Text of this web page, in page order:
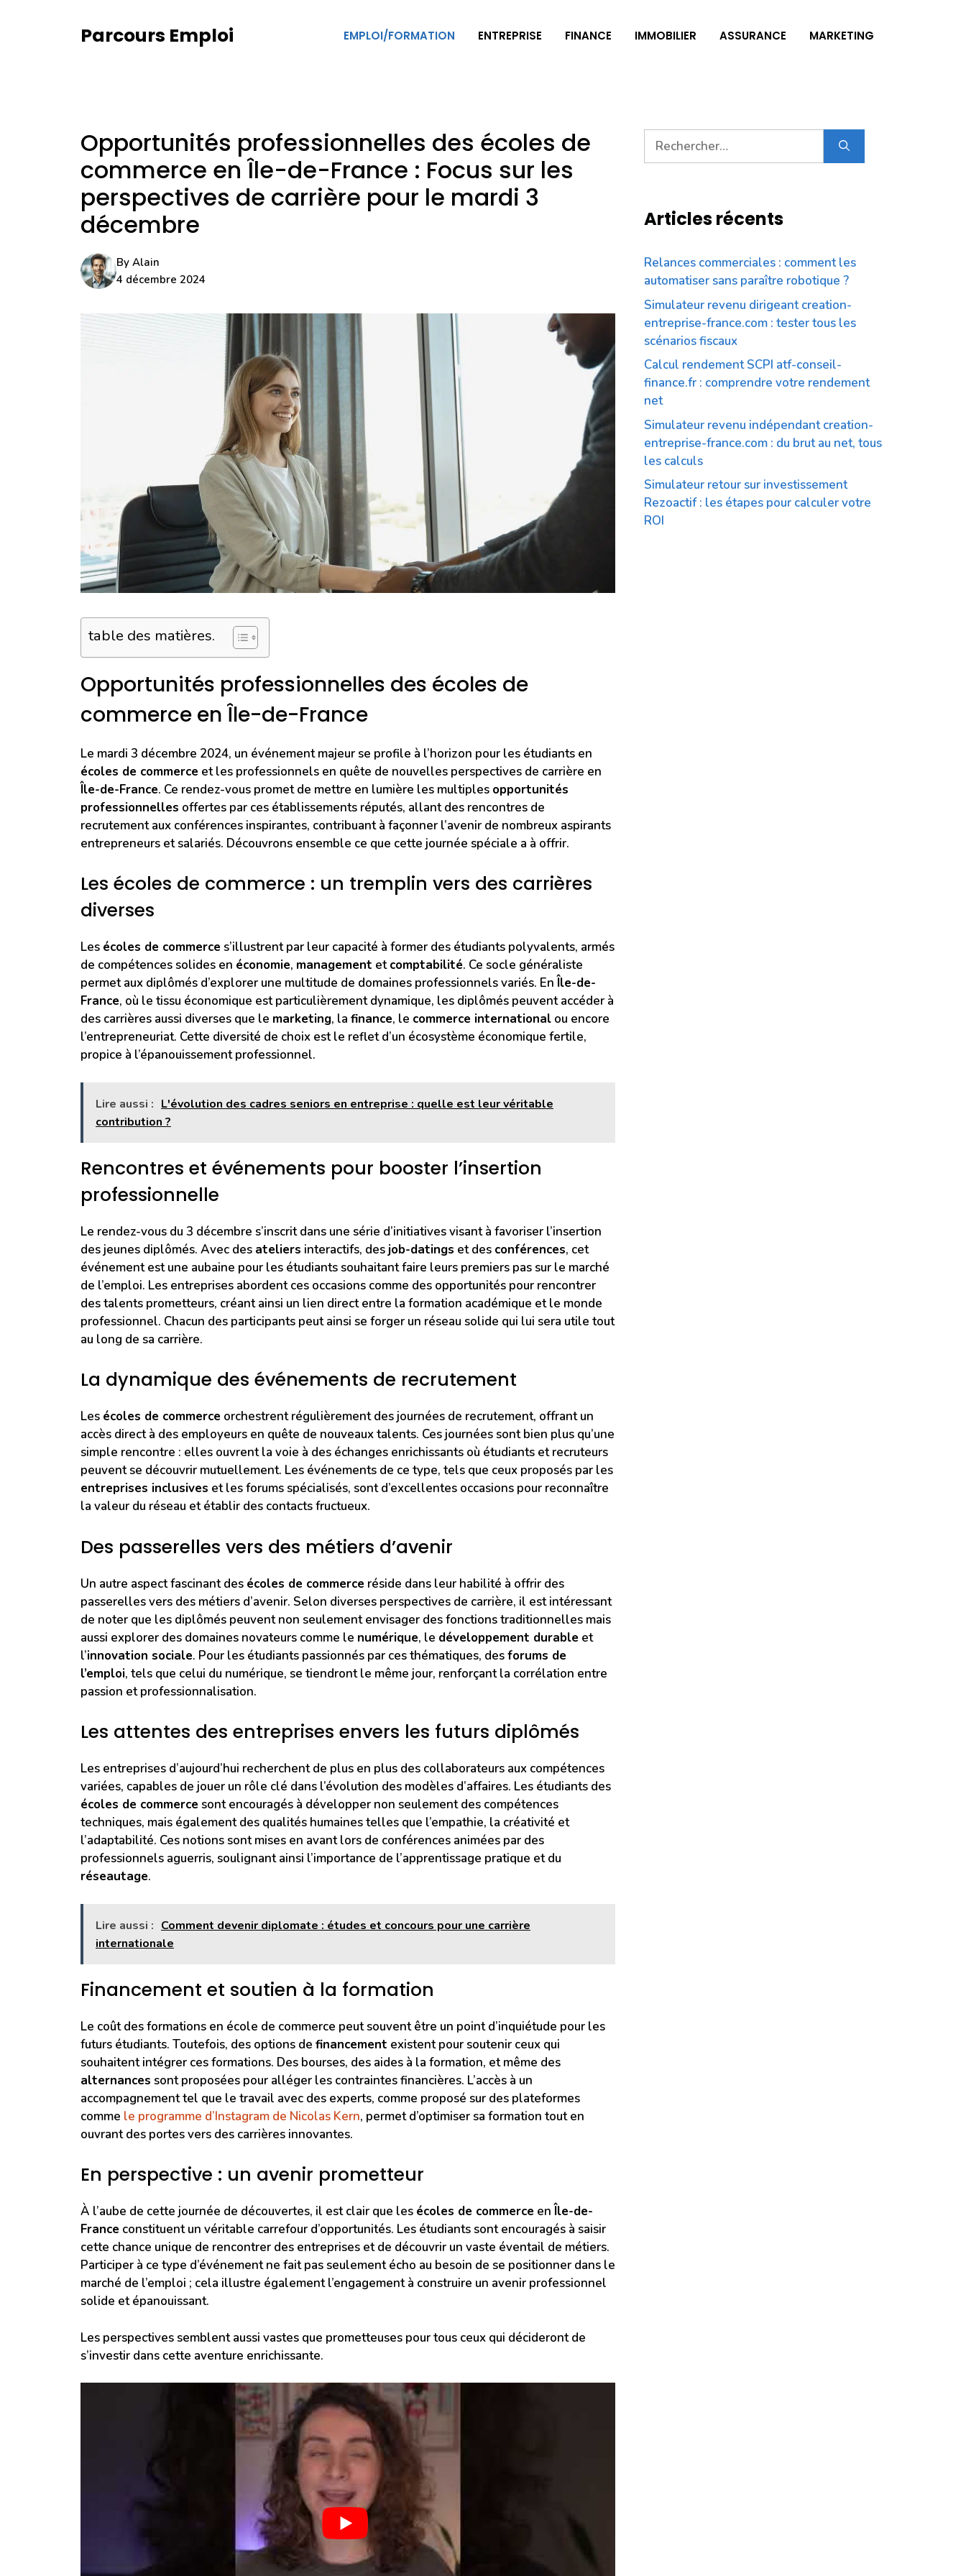
Parcours Emploi EMPLOI/FORMATION ENTREPRISE FINANCE IMMOBILIER ASSURANCE MARKETING
Opportunités professionnelles des écoles de
commerce en Île-de-France : Focus sur les
perspectives de carrière pour le mardi 3
décembre
By Alain
4 décembre 2024
table des matières.
Opportunités professionnelles des écoles de
commerce en Île-de-France
Le mardi 3 décembre 2024, un événement majeur se profile à l’horizon pour les étudiants en
écoles de commerce et les professionnels en quête de nouvelles perspectives de carrière en
Île-de-France. Ce rendez-vous promet de mettre en lumière les multiples opportunités
professionnelles offertes par ces établissements réputés, allant des rencontres de
recrutement aux conférences inspirantes, contribuant à façonner l’avenir de nombreux aspirants
entrepreneurs et salariés. Découvrons ensemble ce que cette journée spéciale a à offrir.
Les écoles de commerce : un tremplin vers des carrières
diverses
Les écoles de commerce s’illustrent par leur capacité à former des étudiants polyvalents, armés
de compétences solides en économie, management etcomptabilité. Ce socle généraliste
permet aux diplômés d’explorer une multitude de domaines professionnels variés. En Île-de-
France, où le tissu économique est particulièrement dynamique, les diplômés peuvent accéder à
des carrières aussi diverses que le marketing, la finance, le commerce international ou encore
l’entrepreneuriat. Cette diversité de choix est le reflet d’un écosystème économique fertile,
propice à l’épanouissement professionnel.
Lire aussi : L'évolution des cadres seniors en entreprise : quelle est leur véritable
contribution ?
Rencontres et événements pour booster l’insertion
professionnelle
Le rendez-vous du 3 décembre s’inscrit dans une série d’initiatives visant à favoriser l’insertion
des jeunes diplômés. Avec des ateliers interactifs, desjob-datings et des conférences, cet
événement est une aubaine pour les étudiants souhaitant faire leurs premiers pas sur le marché
de l’emploi. Les entreprises abordent ces occasions comme des opportunités pour rencontrer
des talents prometteurs, créant ainsi un lien direct entre la formation académique et le monde
professionnel. Chacun des participants peut ainsi se forger un réseau solide qui lui sera utile tout
au long de sa carrière.
La dynamique des événements de recrutement
Les écoles de commerce orchestrent régulièrement des journées de recrutement, offrant un
accès direct à des employeurs en quête de nouveaux talents. Ces journées sont bien plus qu’une
simple rencontre : elles ouvrent la voie à des échanges enrichissants où étudiants et recruteurs
peuvent se découvrir mutuellement. Les événements de ce type, tels que ceux proposés par les
entreprises inclusives et les forums spécialisés, sont d’excellentes occasions pour reconnaître
la valeur du réseau et établir des contacts fructueux.
Des passerelles vers des métiers d’avenir
Un autre aspect fascinant des écoles de commerce réside dans leur habilité à offrir des
passerelles vers des métiers d’avenir. Selon diverses perspectives de carrière, il est intéressant
de noter que les diplômés peuvent non seulement envisager des fonctions traditionnelles mais
aussi explorer des domaines novateurs comme le numérique, le développement durable et
l’innovation sociale. Pour les étudiants passionnés par ces thématiques, desforums de
l’emploi, tels que celui du numérique, se tiendront le même jour, renforçant la corrélation entre
passion et professionnalisation.
Les attentes des entreprises envers les futurs diplômés
Les entreprises d’aujourd’hui recherchent de plus en plus des collaborateurs aux compétences
variées, capables de jouer un rôle clé dans l’évolution des modèles d’affaires. Les étudiants des
écoles de commerce sont encouragés à développer non seulement des compétences
techniques, mais également des qualités humaines telles que l’empathie, la créativité et
l’adaptabilité. Ces notions sont mises en avant lors de conférences animées par des
professionnels aguerris, soulignant ainsi l’importance de l’apprentissage pratique et du
réseautage.
Lire aussi : Comment devenir diplomate : études et concours pour une carrière
internationale
Financement et soutien à la formation
Le coût des formations en école de commerce peut souvent être un point d’inquiétude pour les
futurs étudiants. Toutefois, des options de financement existent pour soutenir ceux qui
souhaitent intégrer ces formations. Des bourses, des aides à la formation, et même des
alternances sont proposées pour alléger les contraintes financières. L’accès à un
accompagnement tel que le travail avec des experts, comme proposé sur des plateformes
comme le programme d’Instagram de Nicolas Kern, permet d’optimiser sa formation tout en
ouvrant des portes vers des carrières innovantes.
En perspective : un avenir prometteur
À l’aube de cette journée de découvertes, il est clair que les écoles de commerce en Île-de-
France constituent un véritable carrefour d’opportunités. Les étudiants sont encouragés à saisir
cette chance unique de rencontrer des entreprises et de découvrir un vaste éventail de métiers.
Participer à ce type d’événement ne fait pas seulement écho au besoin de se positionner dans le
marché de l’emploi ; cela illustre également l’engagement à construire un avenir professionnel
solide et épanouissant.
Les perspectives semblent aussi vastes que prometteuses pour tous ceux qui décideront de
s’investir dans cette aventure enrichissante.
Rechercher :
Articles récents
Relances commerciales : comment les
automatiser sans paraître robotique ?
Simulateur revenu dirigeant creation-
entreprise-france.com : tester tous les
scénarios fiscaux
Calcul rendement SCPI atf-conseil-
finance.fr : comprendre votre rendement
net
Simulateur revenu indépendant creation-
entreprise-france.com : du brut au net, tous
les calculs
Simulateur retour sur investissement
Rezoactif : les étapes pour calculer votre
ROI